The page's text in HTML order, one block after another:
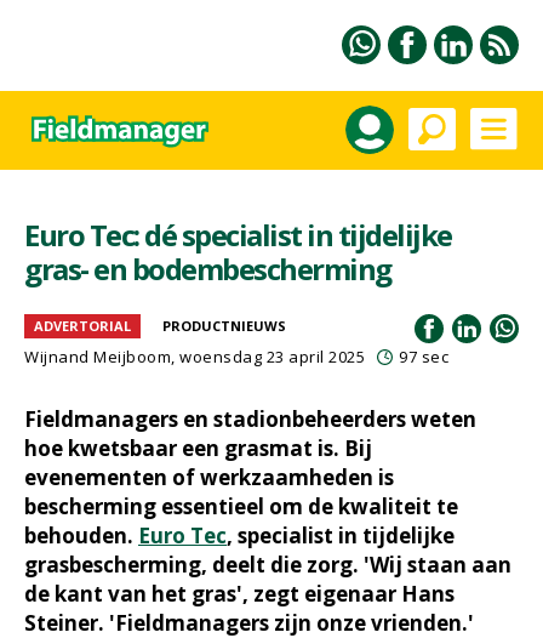
Euro Tec: dé specialist in tijdelijke
gras- en bodembescherming
ADVERTORIAL PRODUCTNIEUWS
Wijnand Meijboom, woensdag 23 april 2025 97 sec
Fieldmanagers en stadionbeheerders weten
hoe kwetsbaar een grasmat is. Bij
evenementen of werkzaamheden is
bescherming essentieel om de kwaliteit te
behouden. Euro Tec, specialist in tijdelijke
grasbescherming, deelt die zorg. 'Wij staan aan
de kant van het gras', zegt eigenaar Hans
Steiner. 'Fieldmanagers zijn onze vrienden.'